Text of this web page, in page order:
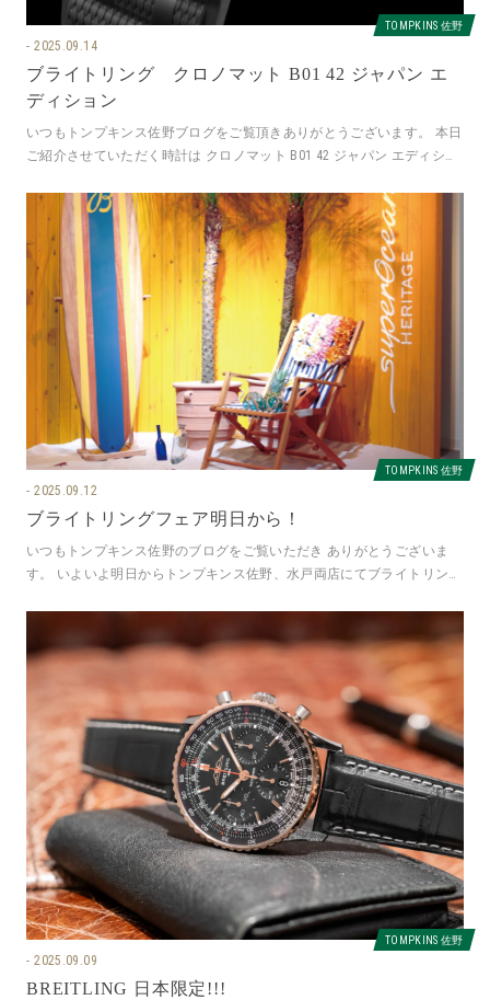
TOMPKINS 佐野
2025.09.14
ブライトリング クロノマット B01 42 ジャパン エ
ディション
いつもトンプキンス佐野ブログをご覧頂きありがとうございます。 本日
ご紹介させていただく時計は クロノマット B01 42 ジャパン エディショ
TOMPKINS 佐野
2025.09.12
ブライトリングフェア明日から！
いつもトンプキンス佐野のブログをご覧いただき ありがとうございま
す。 いよいよ明日からトンプキンス佐野、水戸両店にてブライトリング
TOMPKINS 佐野
2025.09.09
BREITLING 日本限定!!!